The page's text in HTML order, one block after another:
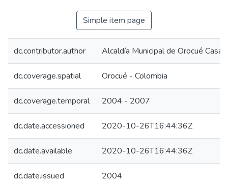
Simple item page
dc.contributor.author Alcaldía Municipal de Orocué
dc.coverage.spatial Orocué - Colombia
dc.coverage.temporal 2004 - 2007
dc.date.accessioned 2020-10-26T16:44:36Z
dc.date.available 2020-10-26T16:44:36Z
dc.date.issued 2004